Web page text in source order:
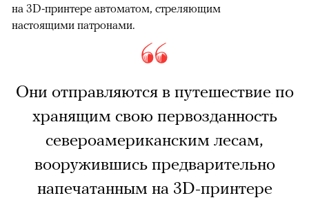
на 3D-принтере автоматом, стреляющим
настоящими патронами.
Они отправляются в путешествие по
хранящим свою первозданность
североамериканским лесам,
вооружившись предварительно
напечатанным на 3D-принтере